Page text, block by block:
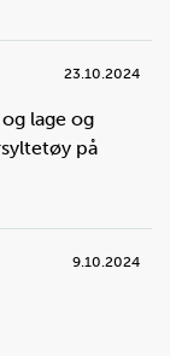
23.10.2024
lage og
på
9.10.2024